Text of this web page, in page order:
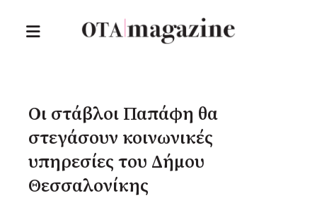
Οι στάβλοι Παπάφη θα
στεγάσουν κοινωνικές
υπηρεσίες του Δήμου
Θεσσαλονίκης